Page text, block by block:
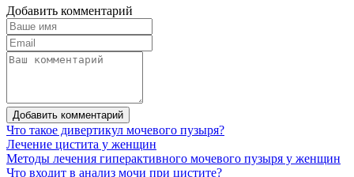
Добавить комментарий
Добавить комментарий
Что такое дивертикул мочевого пузыря?
Лечение цистита у женщин
Методы лечения гиперактивного мочевого пузыря у женщин
Что входит в анализ мочи при цистите?